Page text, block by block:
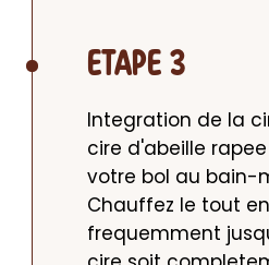
ETAPE 3
Integration de la
cire d'abeille
votre bol au bain-
Chauffez le tout
frequemment